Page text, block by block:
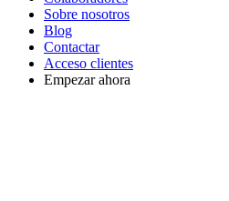
Sobre nosotros
Blog
Contactar
Acceso clientes
Empezar ahora